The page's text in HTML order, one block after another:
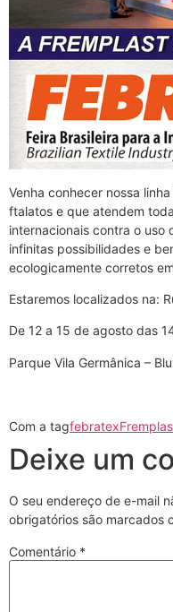
Venha conhecer nossa
ftalatos e que atendem
internacionais contra o uso
infinitas possibilidades e
ecologicamente corretos
Estaremos localizados na:
De 12 a 15 de agosto das
Parque Vila Germânica –
Com a tagfebratex
Deixe um
O seu endereço de e-mail
obrigatórios são marcados
Comentário *